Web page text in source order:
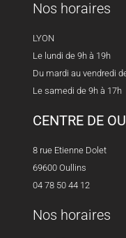
Nos horaires
LYON
Le lundi de 9h à 19h
Du mardi au vendredi
Le samedi de 9h à 17h
CENTRE DE
8 rue Etienne Dolet
69600 Oullins
04 78 50 44 12
Nos horaires